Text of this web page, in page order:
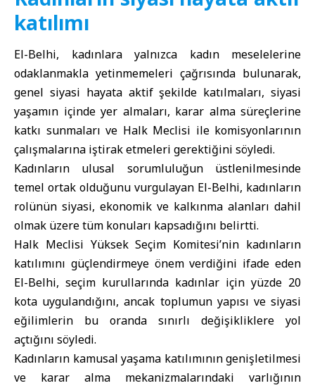
katılımı
El-Belhi, kadınlara yalnızca kadın meselelerine
odaklanmakla yetinmemeleri çağrısında bulunarak,
genel siyasi hayata aktif şekilde katılmaları, siyasi
yaşamın içinde yer almaları, karar alma süreçlerine
katkı sunmaları ve Halk Meclisi ile komisyonlarının
çalışmalarına iştirak etmeleri gerektiğini söyledi.
Kadınların ulusal sorumluluğun üstlenilmesinde
temel ortak olduğunu vurgulayan El-Belhi, kadınların
rolünün siyasi, ekonomik ve kalkınma alanları dahil
olmak üzere tüm konuları kapsadığını belirtti.
Halk Meclisi Yüksek Seçim Komitesi’nin kadınların
katılımını güçlendirmeye önem verdiğini ifade eden
El-Belhi, seçim kurullarında kadınlar için yüzde 20
kota uygulandığını, ancak toplumun yapısı ve siyasi
eğilimlerin bu oranda sınırlı değişikliklere yol
açtığını söyledi.
Kadınların kamusal yaşama katılımının genişletilmesi
ve karar alma mekanizmalarındaki varlığının